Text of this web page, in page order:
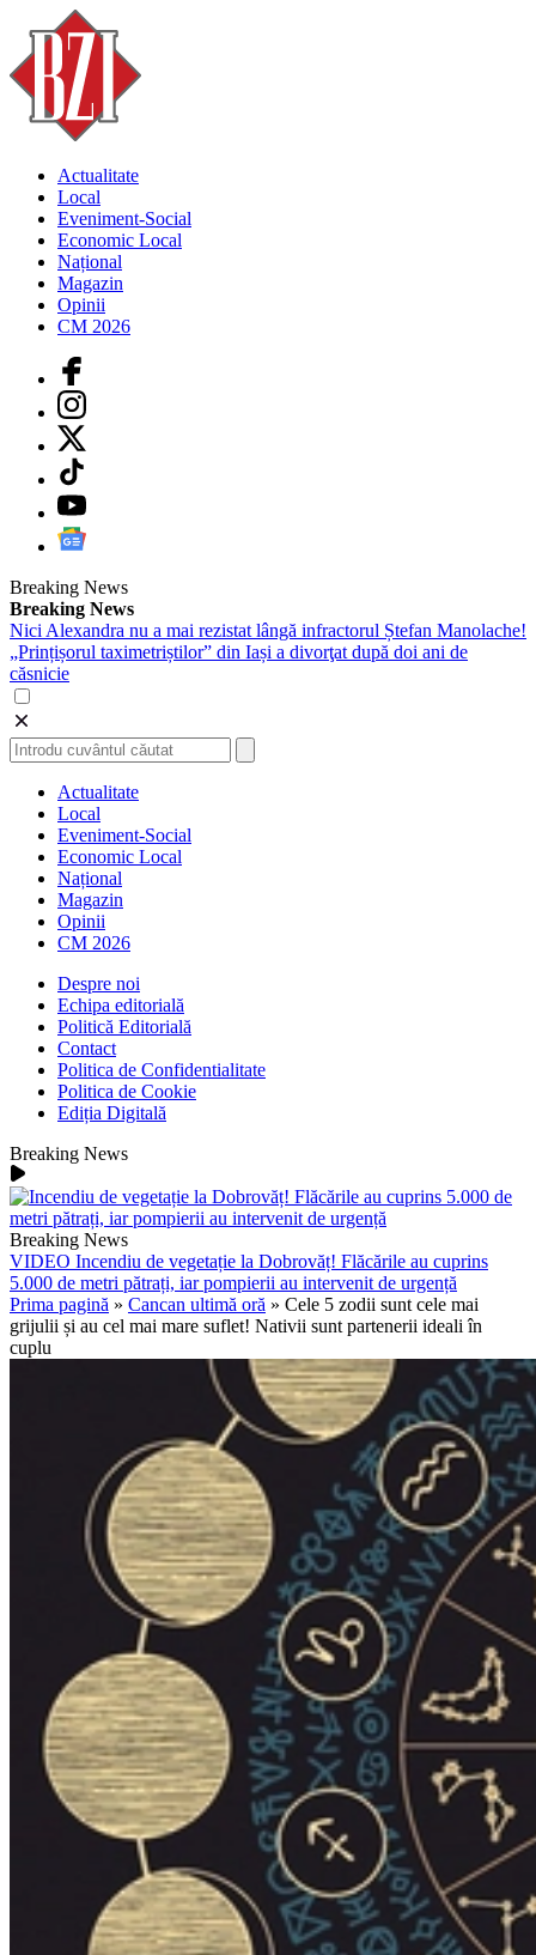
Actualitate
Local
Eveniment-Social
Economic Local
Național
Magazin
Opinii
CM 2026
Breaking News
Breaking News
Nici Alexandra nu a mai rezistat lângă infractorul Ștefan Manolache!
„Prințișorul taximetriștilor” din Iași a divorţat după doi ani de
căsnicie
Actualitate
Local
Eveniment-Social
Economic Local
Național
Magazin
Opinii
CM 2026
Despre noi
Echipa editorială
Politică Editorială
Contact
Politica de Confidentialitate
Politica de Cookie
Ediția Digitală
Breaking News
Breaking News
VIDEO Incendiu de vegetație la Dobrovăț! Flăcările au cuprins
5.000 de metri pătrați, iar pompierii au intervenit de urgență
Prima pagină » Cancan ultimă oră » Cele 5 zodii sunt cele mai
grijulii și au cel mai mare suflet! Nativii sunt partenerii ideali în
cuplu